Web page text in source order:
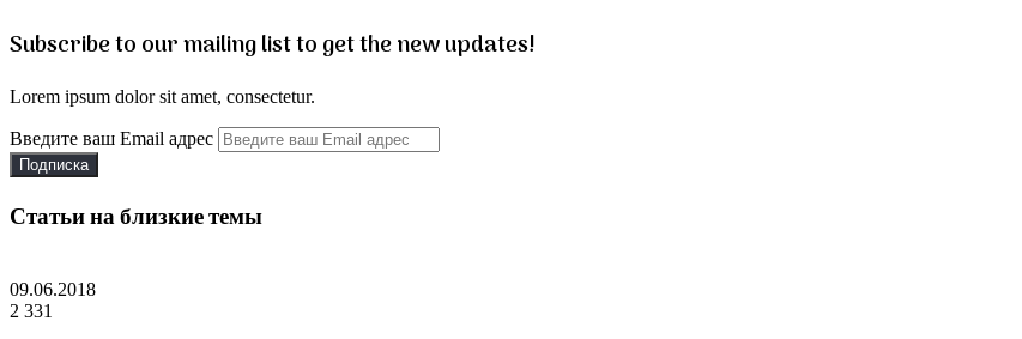
Subscribe to our mailing list to get the new updates!
Lorem ipsum dolor sit amet, consectetur.
Введите ваш Email адрес
Статьи на близкие темы
09.06.2018
2 331